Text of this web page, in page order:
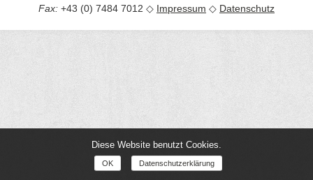
Fax: +43 (0) 7484 7012 ◇ Impressum ◇ Datenschutz
Diese Website benutzt Cookies.
OK Datenschutzerklärung